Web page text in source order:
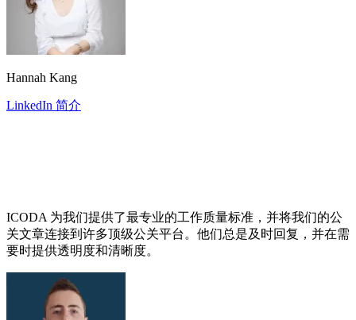
Hannah Kang
LinkedIn 简介
ICODA 为我们提供了最专业的工作质量标准，并将我们的公
关文章连接到许多顶级公关平台。他们总是及时回复，并在需
要时提供透明度和清晰度。